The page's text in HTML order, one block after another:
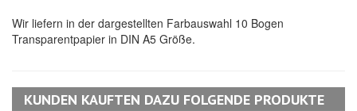
Wir liefern in der dargestellten Farbauswahl 10 Bogen
Transparentpapier in DIN A5 Größe.
KUNDEN KAUFTEN DAZU FOLGENDE PRODUKTE